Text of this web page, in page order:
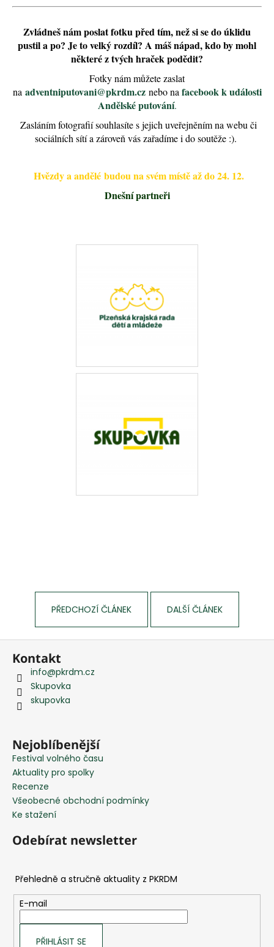
Zvládneš nám poslat fotku před tím, než si se do úklidu
pustil a po? Je to velký rozdíl? A máš nápad, kdo by mohl
některé z tvých hraček podědit?
Fotky nám můžete zaslat
na adventniputovani@pkrdm.cz nebo na facebook k události
Andělské putování.
Zasláním fotografií souhlasíte s jejich uveřejněním na webu či
sociálních sítí a zároveň vás zařadíme i do soutěže :).
Hvězdy a andělé budou na svém místě až do 24. 12.
Dnešní partneři
PŘEDCHOZÍ ČLÁNEK DALŠÍ ČLÁNEK
Z
Kontakt
info@pkrdm.cz
Skupovka
skupovka
Nejoblíbenější
Festival volného času
Aktuality pro spolky
Recenze
Všeobecné obchodní podmínky
Ke stažení
Odebírat newsletter
E-mail
PŘIHLÁSIT SE